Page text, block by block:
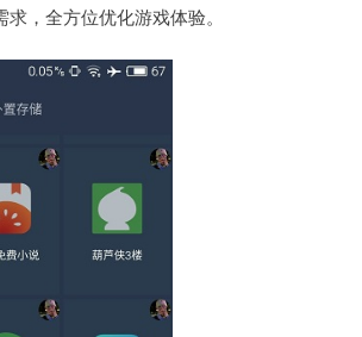
，全方位优化游戏体验。